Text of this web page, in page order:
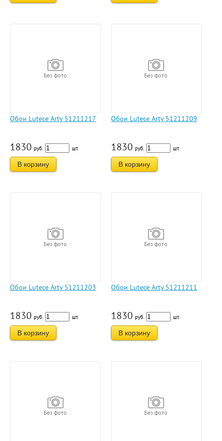
Обои Lutece Arty 51211217
1830 руб. шт.
В корзину
Обои Lutece Arty 51211209
1830 руб. шт.
В корзину
Обои Lutece Arty 51211203
1830 руб. шт.
В корзину
Обои Lutece Arty 51211211
1830 руб. шт.
В корзину